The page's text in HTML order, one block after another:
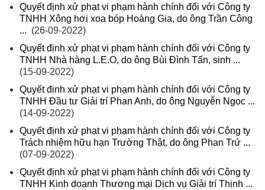
Quyết định xử phạt vi phạm hành chính đối với Công ty
TNHH Xông hơi xoa bóp Hoàng Gia, do ông Trần Công
... (26-09-2022)
Quyết định xử phạt vi phạm hành chính đối với Công ty
TNHH Nhà hàng L.E.O, do ông Bùi Đình Tấn, sinh ...
(15-09-2022)
Quyết định xử phạt vi phạm hành chính đối với Công ty
TNHH Đầu tư Giải trí Phan Anh, do ông Nguyễn Ngọc ...
(14-09-2022)
Quyết định xử phạt vi phạm hành chính đối với Công ty
Trách nhiệm hữu hạn Trường Thật, do ông Phan Trứ ...
(07-09-2022)
Quyết định xử phạt vi phạm hành chính đối với Công ty
TNHH Kinh doanh Thương mại Dịch vụ Giải trí Thịnh ...